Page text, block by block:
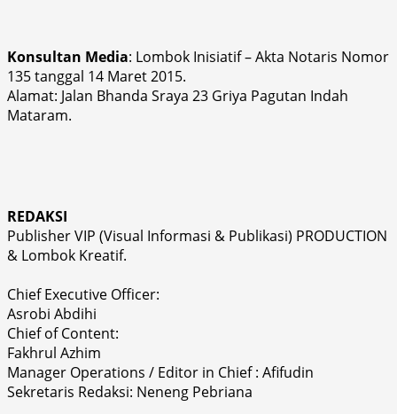
Konsultan Media: Lombok Inisiatif – Akta Notaris Nomor
135 tanggal 14 Maret 2015.
Alamat: Jalan Bhanda Sraya 23 Griya Pagutan Indah
Mataram.
REDAKSI
Publisher VIP (Visual Informasi & Publikasi) PRODUCTION
& Lombok Kreatif.
Chief Executive Officer:
Asrobi Abdihi
Chief of Content:
Fakhrul Azhim
Manager Operations / Editor in Chief : Afifudin
Sekretaris Redaksi: Neneng Pebriana